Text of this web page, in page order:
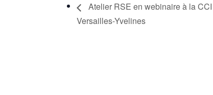
Atelier RSE en webinaire à la CCI
Versailles-Yvelines